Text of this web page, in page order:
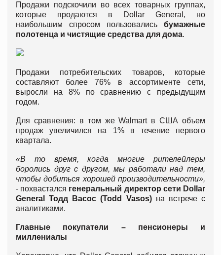
Продажи подскочили во всех товарных группах,
которые продаются в Dollar General, но
наибольшим спросом пользовались бумажные
полотенца и чистящие средства для дома.
Продажи потребительских товаров, которые
составляют более 76% в ассортименте сети,
выросли на 8% по сравнению с предыдущим
годом.
Для сравнения: в том же Walmart в США объем
продаж увеличился на 1% в течение первого
квартала.
«В то время, когда многие рителейлеры
боролись друг с другом, мы работали над тем,
чтобы добиться хорошей производительности»,
- похвастался генеральный директор сети Dollar
General Тодд Васос (Todd Vasos) на встрече с
аналитиками.
Главные покупатели – пенсионеры и
миллениалы